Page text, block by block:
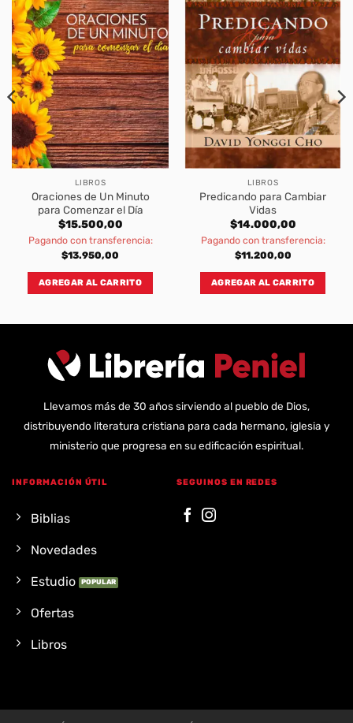
LIBROS
Oraciones de Un Minuto
para Comenzar el Día
$15.500,00
Pagando con transferencia:
$13.950,00
AGREGAR AL CARRITO
LIBROS
Predicando para Cambiar
Vidas
$14.000,00
Pagando con transferencia:
$11.200,00
AGREGAR AL CARRITO
Llevamos más de 30 años sirviendo al pueblo de Dios,
distribuyendo literatura cristiana para cada hermano, iglesia y
ministerio que progresa en su edificación espiritual.
INFORMACIÓN ÚTIL
Biblias
Novedades
Estudio
Ofertas
Libros
SEGUINOS EN REDES